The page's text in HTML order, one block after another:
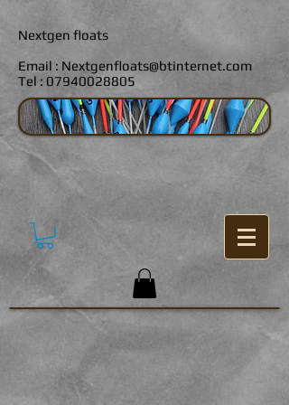
Nextgen floats
Email : Nextgenfloats@btinternet.com
Tel : 07940028805